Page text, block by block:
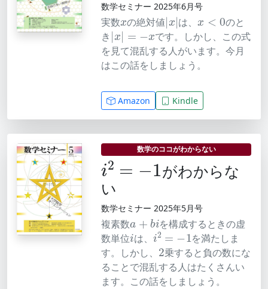
数学セミナー 2025年6月号
実数
x
の絶対値
|x|
は、
x
のと
き
|x|=−x
です。しかし、この式
を見て混乱する人がいます。今月
はこの話をしましょう。
Amazon Kindle
数学のココがわからない
i2=−1
がわからな
い
数学セミナー 2025年5月号
複素数
a+ i
を構成するときの虚
数単位
i
は、
i2=−1
を満たしま
す。しかし、
2
乗すると負の数にな
ることで混乱する人はたくさんい
ます。この話をしましょう。